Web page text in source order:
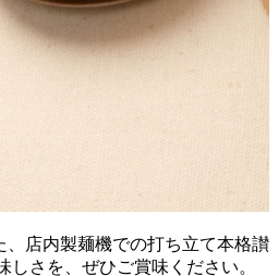
、店内製麺機での打ち立て本格讃
しさを、ぜひご賞味ください。